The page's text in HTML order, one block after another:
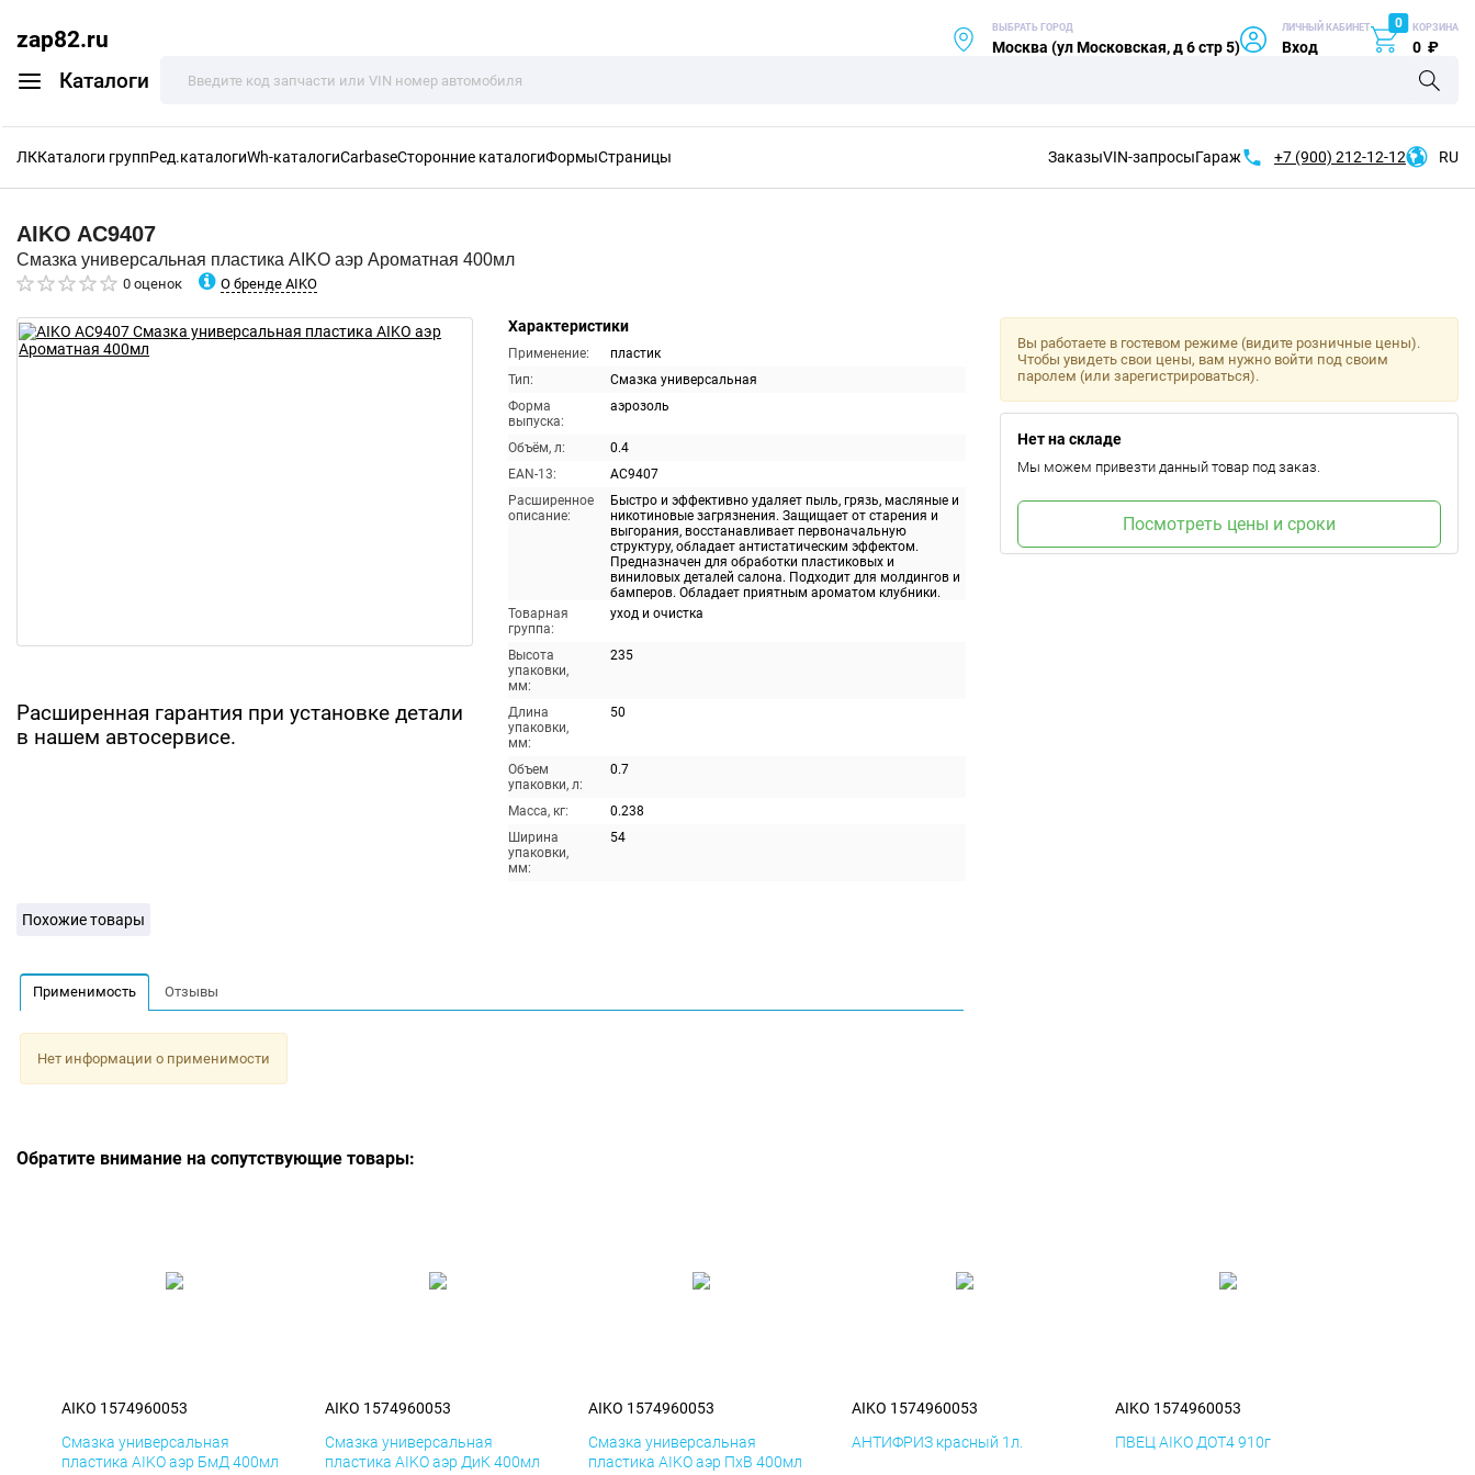
zap82.ru
Каталоги
ВЫБРАТЬ ГОРОД
Москва (ул Московская, д 6 стр 5)
ЛИЧНЫЙ КАБИНЕТ
Вход
0 КОРЗИНА
0 ₽
ЛККаталоги группРед.каталогиWh-каталогиCarbaseСторонние каталогиФормыСтраницы ЗаказыVIN-запросыГараж +7 (900) 212-12-12 RU
AIKO AC9407
Смазка универсальная пластика AIKO аэр Ароматная 400мл
0 оценок О бренде AIKO
Расширенная гарантия при установке детали
в нашем автосервисе.
Характеристики
Применение:
пластик
Тип:
Смазка универсальная
Форма
выпуска:
аэрозоль
Объём, л:
0.4
EAN-13:
AC9407
Расширенное
описание:
Быстро и эффективно удаляет пыль, грязь, масляные и
никотиновые загрязнения. Защищает от старения и
выгорания, восстанавливает первоначальную
структуру, обладает антистатическим эффектом.
Предназначен для обработки пластиковых и
виниловых деталей салона. Подходит для молдингов и
бамперов. Обладает приятным ароматом клубники.
Товарная
группа:
уход и очистка
Высота
упаковки,
мм:
235
Длина
упаковки,
мм:
50
Объем
упаковки, л:
0.7
Масса, кг:
0.238
Ширина
упаковки,
мм:
54
Вы работаете в гостевом режиме (видите розничные цены).
Чтобы увидеть свои цены, вам нужно войти под своим
паролем (или зарегистрироваться).
Нет на складе
Мы можем привезти данный товар под заказ.
Посмотреть цены и сроки
Похожие товары
Применимость Отзывы
Нет информации о применимости
Обратите внимание на сопутствующие товары:
AIKO 1574960053
Смазка универсальная
пластика AIKO аэр БмД 400мл
AIKO 1574960053
Смазка универсальная
пластика AIKO аэр ДиК 400мл
AIKO 1574960053
Смазка универсальная
пластика AIKO аэр ПхВ 400мл
AIKO 1574960053
АНТИФРИЗ красный 1л.
AIKO 1574960053
ПВЕЦ AIKO ДОТ4 910г